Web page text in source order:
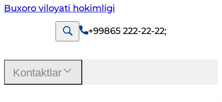
Buxoro viloyati hokimligi
+99865 222-22-22;
Kontaktlar